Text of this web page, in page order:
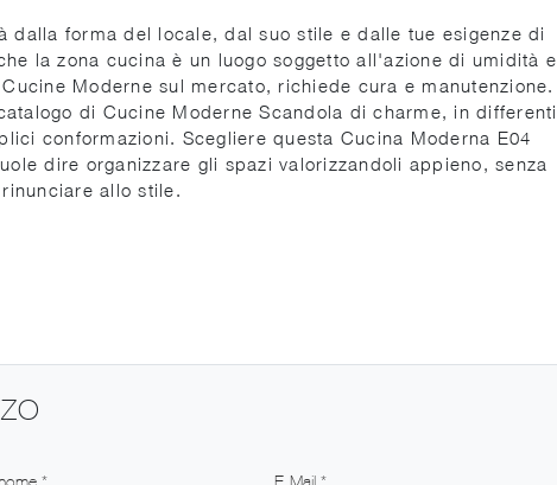
dalla forma del locale, dal suo stile e dalle tue esigenze di
la zona cucina è un luogo soggetto all'azione di umidità e
Moderne sul mercato, richiede cura e manutenzione.
di Cucine Moderne Scandola di charme, in differenti
conformazioni. Scegliere questa Cucina Moderna E04
dire organizzare gli spazi valorizzandoli appieno, senza
rinunciare allo stile.